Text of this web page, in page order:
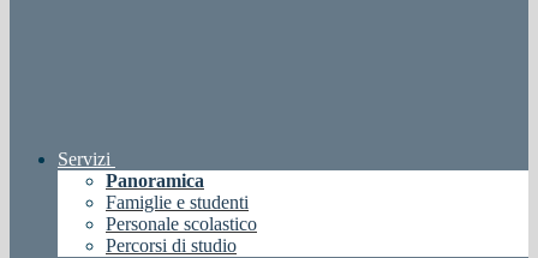
Servizi
Panoramica
Famiglie e studenti
Personale scolastico
Percorsi di studio